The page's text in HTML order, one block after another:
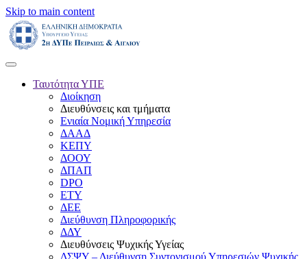
Skip to main content
Ταυτότητα ΥΠΕ
Διοίκηση
Διευθύνσεις και τμήματα
Ενιαία Νομική Υπηρεσία
ΔΑΑΔ
ΚΕΠΥ
ΔΟΟΥ
ΔΠΑΠ
DPO
ΕΤΥ
ΔΕΕ
Διεύθυνση Πληροφορικής
ΔΔΥ
Διευθύνσεις Ψυχικής Υγείας
ΔΣΨΥ – Διεύθυνση Συντονισμού Υπηρεσιών Ψυχικής